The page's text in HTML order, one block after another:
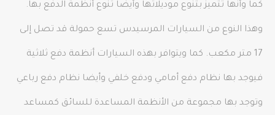
كما وأنها تتميز بتنوع موديلاتها وأيضا تنوع أنظمة الدفع بها.
وهذا النوع من السيارات المرسيدس تسع حمولة قد تصل إلى
17 متر مكعب. كما ويتوافر بهذه السيارات أنظمة دفع ثلاثية
فيوجد بها نظام دفع أمامي ودفع خلفي وأيضا نظام دفع رباعي
وتوجد بها مجموعة من الأنظمة المساعدة للسائق كمساعد